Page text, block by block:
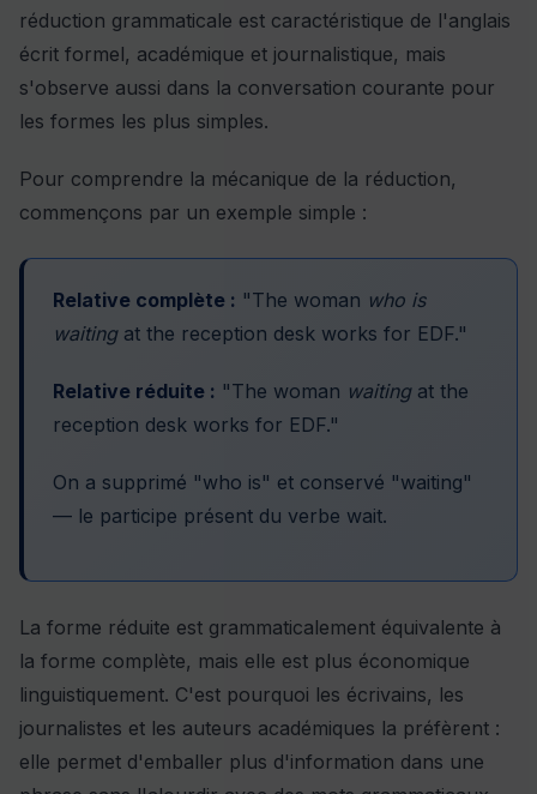
réduction grammaticale est caractéristique de l'anglais
écrit formel, académique et journalistique, mais
s'observe aussi dans la conversation courante pour
les formes les plus simples.
Pour comprendre la mécanique de la réduction,
commençons par un exemple simple :
Relative complète : "The woman who is
waitingat the reception desk works for EDF."
Relative réduite : "The woman waitingat the
reception desk works for EDF."
On a supprimé "who is" et conservé "waiting"
— le participe présent du verbe wait.
La forme réduite est grammaticalement équivalente à
la forme complète, mais elle est plus économique
linguistiquement. C'est pourquoi les écrivains, les
journalistes et les auteurs académiques la préfèrent :
elle permet d'emballer plus d'information dans une